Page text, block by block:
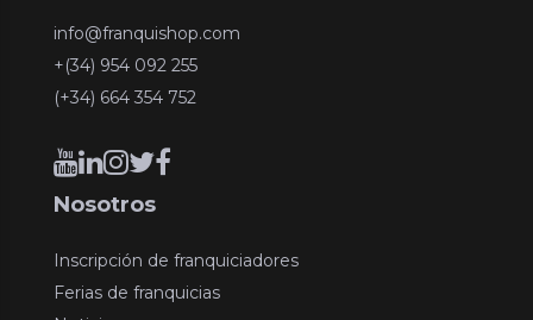
info@franquishop.com
+(34) 954 092 255
(+34) 664 354 752
Nosotros
Inscripción de franquiciadores
Ferias de franquicias